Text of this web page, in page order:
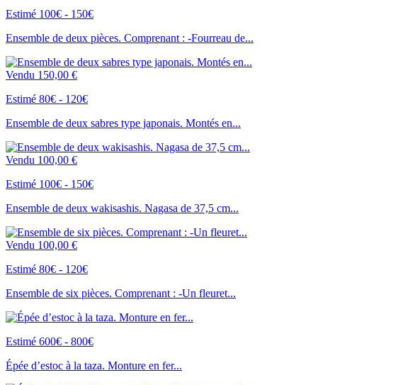
Estimé 100€ - 150€
Ensemble de deux pièces. Comprenant : -Fourreau de...
Vendu 150,00 €
Estimé 80€ - 120€
Ensemble de deux sabres type japonais. Montés en...
Vendu 100,00 €
Estimé 100€ - 150€
Ensemble de deux wakisashis. Nagasa de 37,5 cm...
Vendu 100,00 €
Estimé 80€ - 120€
Ensemble de six pièces. Comprenant : -Un fleuret...
Estimé 600€ - 800€
Épée d’estoc à la taza. Monture en fer...